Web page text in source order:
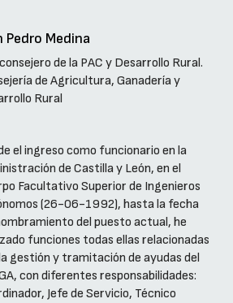
Pedro Medina
de la PAC y Desarrollo Rural.
de Agricultura, Ganadería y
Rural
el ingreso como funcionario en la
de Castilla y León, en el
Facultativo Superior de Ingenieros
(26-06-1992), hasta la fecha
del puesto actual, he
funciones todas ellas relacionadas
gestión y tramitación de ayudas del
con diferentes responsabilidades:
Jefe de Servicio, Técnico